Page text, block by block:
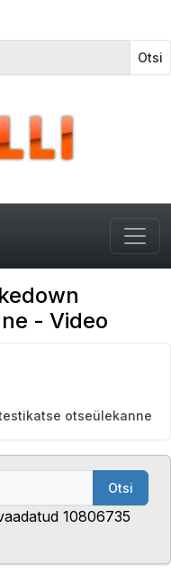
Otsi
- Video
otseülekanne
Otsi
10806735